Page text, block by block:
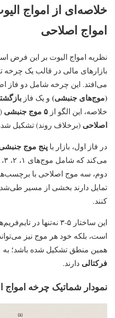
خلاصه‌ای از امواج
امواج اصلاحی
نظریه امواج الیوت بر این فرض
بازارهای مالی در قالب یک چرخه
می‌افتد. این چرخه شامل دو فاز
(موج‌های جنبشی) و یک فاز
خلاصه، این الگو از ۵ موج جنبشی
اصلاحی (برخلاف روند) تشکیل
در فاز اول، بازار با پنج موج
دوم، سه موج اصلاحی با
تمایل دارند بخشی از مسیر
کنند.
این ساختار ۵-۳ نه‌تنها
است، بلکه خود هر موج نیز
همین منطق تشکیل شده باشد؛ به
فرکتالی دارند.
نمودار شماتیک چرخه امواج